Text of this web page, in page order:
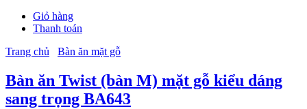
Giỏ hàng
Thanh toán
Trang chủ
Bàn ăn mặt gỗ
Bàn ăn Twist (bàn M) mặt gỗ kiểu dáng
sang trọng BA643